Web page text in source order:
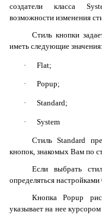
создатели класса
возможности изменения
Стиль кнопки
иметь следующие значения:
· Flat;
· Popup;
· Standard;
· System
СтильStandard
кнопок, знакомых Вам по
Если выбрать
определяться
КнопкаPopup
указывает на нее